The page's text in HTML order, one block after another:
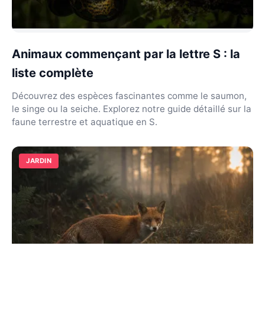
Animaux commençant par la lettre S : la
liste complète
Découvrez des espèces fascinantes comme le saumon,
le singe ou la seiche. Explorez notre guide détaillé sur la
faune terrestre et aquatique en S.
JARDIN